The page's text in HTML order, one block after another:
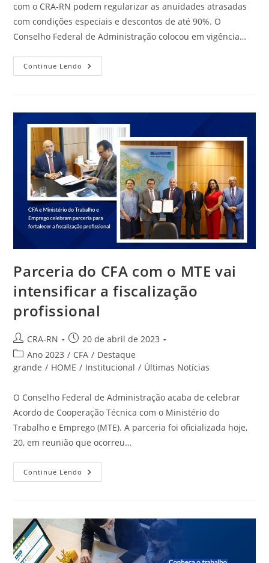
com o CRA-RN podem regularizar as anuidades atrasadas
com condições especiais e descontos de até 90%. O
Conselho Federal de Administração colocou em vigência…
Continue Lendo CRA-
RN
Débitos
Até
2022
Parceria do CFA com o MTE vai
intensificar a fiscalização
profissional
Autor
do
post:
CRA-RN
Post
publicado:
20 de abril de 2023
Categoria
do
Ano 2023 / CFA / Destaque
grande / HOME / Institucional / Últimas Notícias
O Conselho Federal de Administração acaba de celebrar
Acordo de Cooperação Técnica com o Ministério do
Trabalho e Emprego (MTE). A parceria foi oficializada hoje,
20, em reunião que ocorreu…
Continue Lendo Parceria
Do
Vai
Intensificar
A
Fiscalização
Profissional